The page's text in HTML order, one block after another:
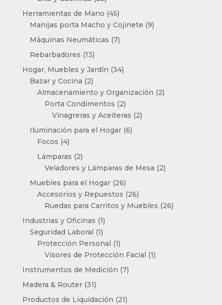
productos
Herramientas de Mano 4545
productos
Manijas porta Macho y Cojinete 99
Máquinas Neumáticas 77
Rebarbadores 1313
productos
Hogar, Muebles y Jardín 3434
Bazar y Cocina 22
productos
Almacenamiento y Organización 22
Porta Condimentos 22
productos
Vinagreras y Aceiteras 22
Iluminación para el Hogar 66
Focos 44
productos
Lámparas 22
productos
Veladores y Lámparas de Mesa 22
Muebles para el Hogar 2626
productos
Accesorios y Repuestos 2626
productos
Ruedas para Carritos y Muebles 2626
Industrias y Oficinas 11
producto
Seguridad Laboral 11
producto
Protección Personal 11
producto
Visores de Protección Facial 11
Instrumentos de Medición 77
Madera & Router 3131
productos
Productos de Liquidación 2121